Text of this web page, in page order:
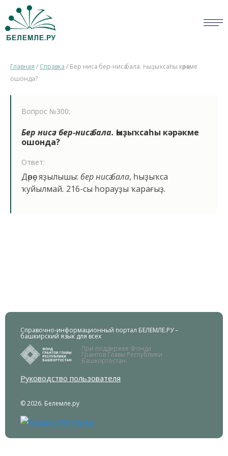
ОПРОС
ВИКТОРИНА
Главная / Справка / Бер нисә : бер-нисә бала. Һыҙыҡсаһы кәрәкме
ошонда?
Вопрос №300:
Бер нисә : бер-нисә бала. Һыҙыҡсаһы кәрәкме
ошонда?
Ответ:
Дөрөҫ яҙылышы: бер нисә бала, һыҙыҡса
ҡуйылмай. 216-сы һорауҙы ҡарағыҙ.
Справочно-информационный портал БЕЛЕМЛЕ.РУ –
башкирский язык для всех
При поддержке Фонда
Грантов Главы Республики
Башкортостан.
Руководство пользователя
© 2026. Белемле.ру